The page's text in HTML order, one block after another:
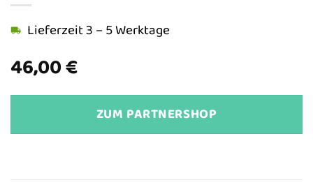
46,00€
Lieferzeit 3 – 5 Werktage
ZUM PARTNERSHOP